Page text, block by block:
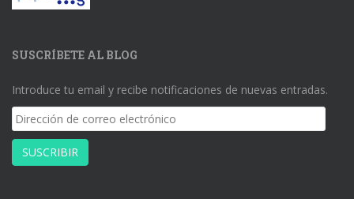
SUSCRÍBETE AL BLOG
Introduce tu email y recibe notificaciones de nuevas entradas.
Dirección
de
correo
electrónico
SUSCRIBIR